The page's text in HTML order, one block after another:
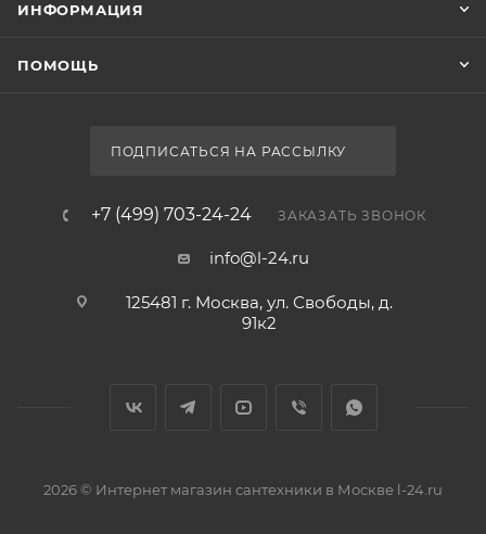
ИНФОРМАЦИЯ
ПОМОЩЬ
ПОДПИСАТЬСЯ НА РАССЫЛКУ
+7 (499) 703-24-24 ЗАКАЗАТЬ ЗВОНОК
info@l-24.ru
125481 г. Москва, ул. Свободы, д.
91к2
2026 © Интернет магазин сантехники в Москве l-24.ru